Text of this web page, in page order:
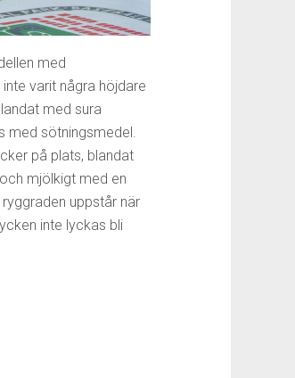
med
inte varit några höjdare
med sura
med sötningsmedel.
på plats, blandat
mjölkigt med en
uppstår när
inte lyckas bli